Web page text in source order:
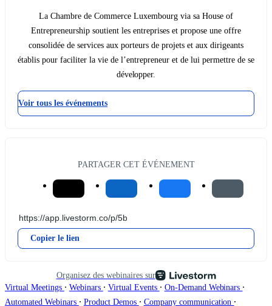
La Chambre de Commerce Luxembourg via sa House of
Entrepreneurship soutient les entreprises et propose une offre
consolidée de services aux porteurs de projets et aux dirigeants
établis pour faciliter la vie de l’entrepreneur et de lui permettre de se
développer.
Voir tous les événements
PARTAGER CET ÉVÉNEMENT
Copier le lien
Organisez des webinaires sur
Virtual Meetings ∙ Webinars ∙ Virtual Events ∙ On-Demand Webinars ∙
Automated Webinars ∙ Product Demos ∙ Company communication ∙